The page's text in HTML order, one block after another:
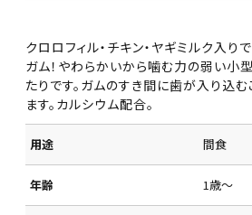
クロロフィル・チキン・ヤギミルク入
ガム！やわらかいから噛む力の弱い小
たりです。ガムのすき間に歯が入り込
ます。カルシウム配合。
用途 間食
年齢 1歳～